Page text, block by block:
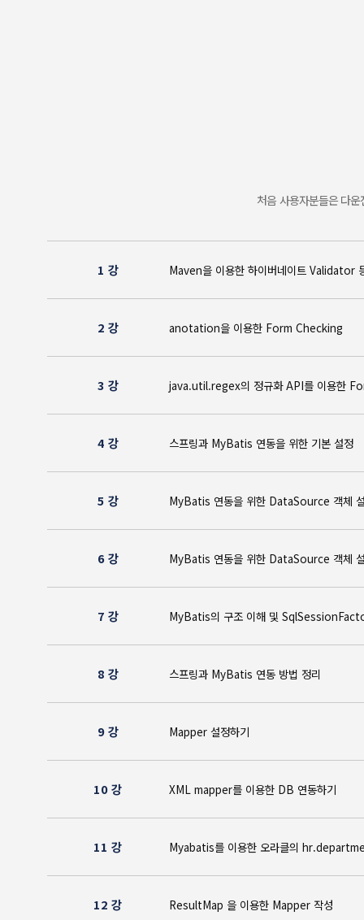
처음 사용자분들은 다
1 강 Maven을 이용한 하이버네이트
2 강 anotation을 이용한 Form
3 강 java.util.regex의 정규화 API를 이용
4 강 스프링과 MyBatis 연동을 위한 기
5 강 MyBatis 연동을 위한 DataSource 객
6 강 MyBatis 연동을 위한 DataSource 객
7 강 MyBatis의 구조 이해 및
8 강 스프링과 MyBatis 연동 방법 정리
9 강 Mapper 설정하기
10 강 XML mapper를 이용한 DB 연동하
11 강 Myabatis를 이용한 오라클의
12 강 ResultMap 을 이용한 Mapper 작